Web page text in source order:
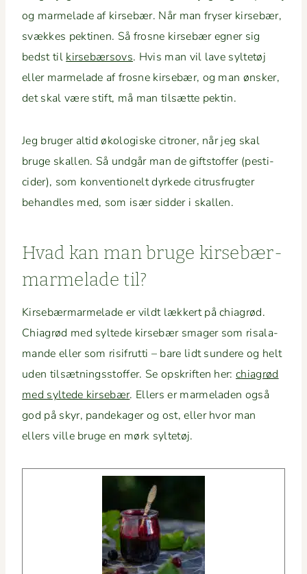
og marme­lade af kirse­bær. Når man fryser kirse­bær,
svækkes pek­ti­nen. Så frosne kirse­bær egn­er sig
bedst til kirse­bærsovs. Hvis man vil lave syl­tetøj
eller marme­lade af frosne kirse­bær, og man ønsker,
det skal være stift, må man tilsætte pektin.
Jeg bruger altid økol­o­giske cit­roner, når jeg skal
bruge skallen. Så undgår man de gift­stof­fer (pes­ti­
cider), som kon­ven­tionelt dyrkede cit­rusfrugter
behan­dles med, som især sid­der i skallen.
Hvad kan man bruge kirse­bær­
marme­lade til?
Kirse­bær­marme­lade er vildt lækkert på chi­a­grød.
Chi­a­grød med sylt­ede kirse­bær smager som risala­
mande eller som risifrut­ti – bare lidt sun­dere og helt
uden tilsæt­ningsstof­fer. Se opskriften her:chi­a­grød
med sylt­ede kirse­bær. Ellers er marme­laden også
god på skyr, pan­dek­ager og ost, eller hvor man
ellers ville bruge en mørk syltetøj.